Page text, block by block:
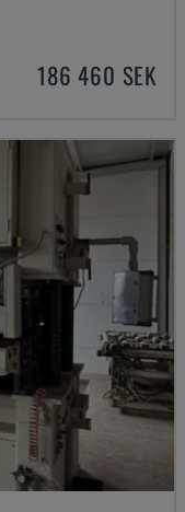
186 460 SEK